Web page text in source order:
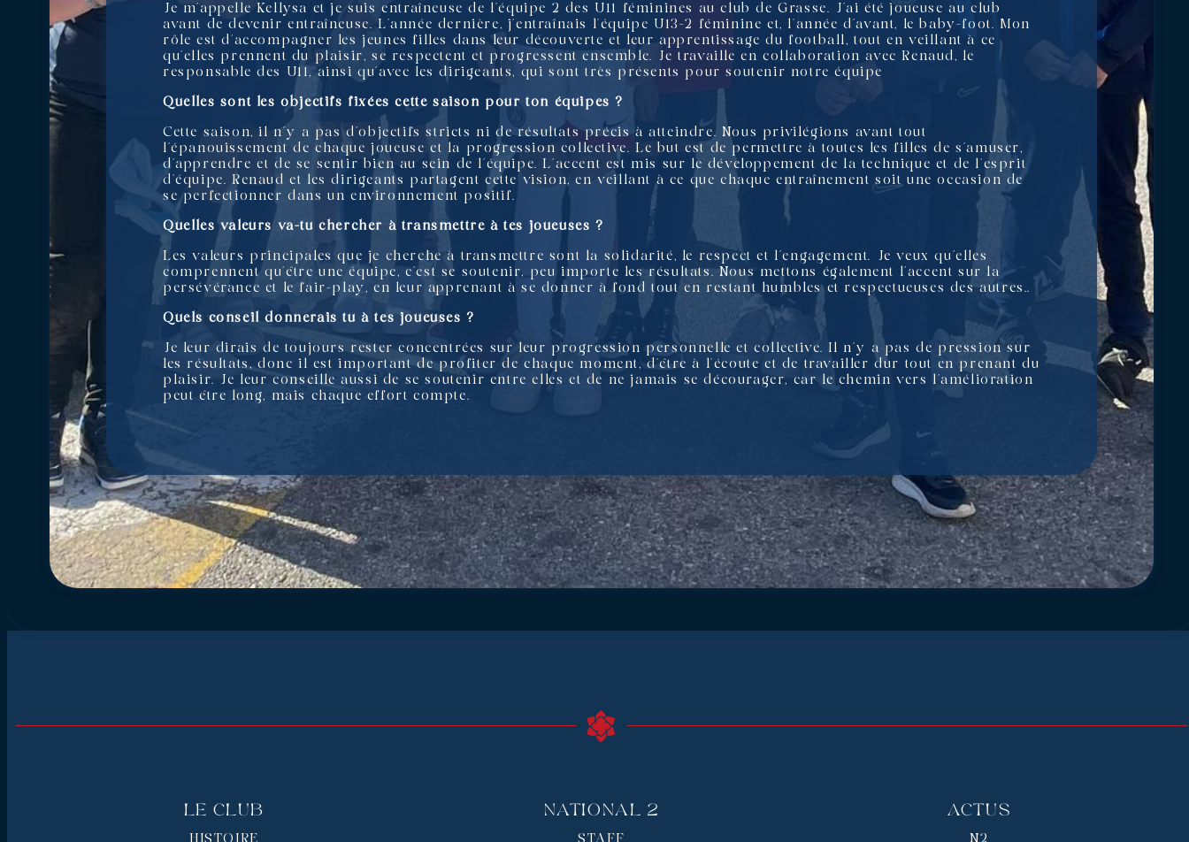
Je m’appelle Kellysa et je suis entraîneuse de l’équipe 2 des U11 féminines au club de Grasse. J’ai été joueuse au club
avant de devenir entraîneuse. L’année dernière, j’entraînais l’équipe U13-2 féminine et, l’année d’avant, le baby-foot. Mon
rôle est d’accompagner les jeunes filles dans leur découverte et leur apprentissage du football, tout en veillant à ce
qu’elles prennent du plaisir, se respectent et progressent ensemble. Je travaille en collaboration avec Renaud, le
responsable des U11, ainsi qu’avec les dirigeants, qui sont très présents pour soutenir notre équipe
Quelles sont les objectifs fixées cette saison pour ton équipes ?
Cette saison, il n’y a pas d’objectifs stricts ni de résultats précis à atteindre. Nous privilégions avant tout
l’épanouissement de chaque joueuse et la progression collective. Le but est de permettre à toutes les filles de s’amuser,
d’apprendre et de se sentir bien au sein de l’équipe. L’accent est mis sur le développement de la technique et de l’esprit
d’équipe. Renaud et les dirigeants partagent cette vision, en veillant à ce que chaque entraînement soit une occasion de
se perfectionner dans un environnement positif.
Quelles valeurs va-tu chercher à transmettre à tes joueuses ?
Les valeurs principales que je cherche à transmettre sont la solidarité, le respect et l’engagement. Je veux qu’elles
comprennent qu’être une équipe, c’est se soutenir, peu importe les résultats. Nous mettons également l’accent sur la
persévérance et le fair-play, en leur apprenant à se donner à fond tout en restant humbles et respectueuses des autres..
Quels conseil donnerais tu à tes joueuses ?
Je leur dirais de toujours rester concentrées sur leur progression personnelle et collective. Il n’y a pas de pression sur
les résultats, donc il est important de profiter de chaque moment, d’être à l’écoute et de travailler dur tout en prenant du
plaisir. Je leur conseille aussi de se soutenir entre elles et de ne jamais se décourager, car le chemin vers l’amélioration
peut être long, mais chaque effort compte.
Le Club National 2 Actus